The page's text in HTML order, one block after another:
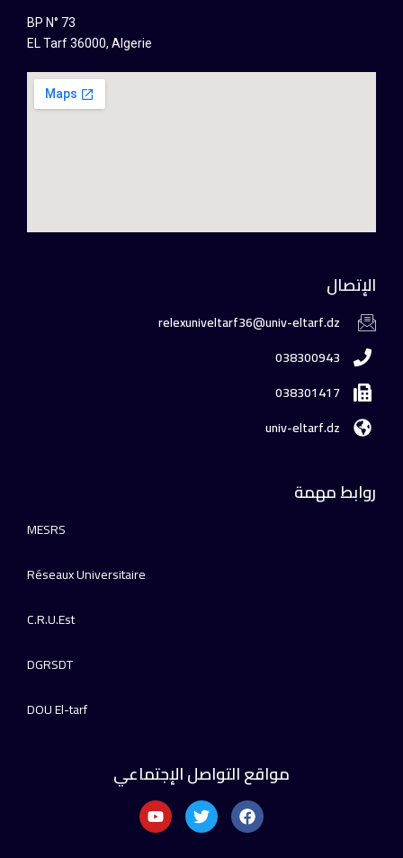
BP N° 73
EL Tarf 36000, Algerie
الإتصال
relexuniveltarf36@univ-eltarf.dz
038300943
038301417
univ-eltarf.dz
روابط مهمة
MESRS
Réseaux Universitaire
C.R.U.Est
DGRSDT
DOU El-tarf
مواقع التواصل الإجتماعي